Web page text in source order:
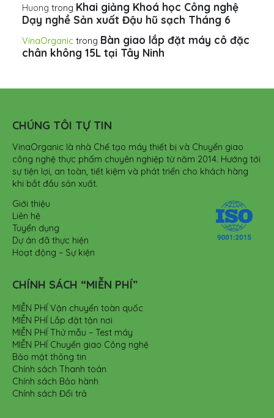
Huong trong Khai giảng Khoá học Công nghệ
Dạy nghề Sản xuất Đậu hũ sạch Tháng 6
VinaOrganic trong Bàn giao lắp đặt máy cô đặc
chân không 15L tại Tây Ninh
CHÚNG TÔI TỰ TIN
VinaOrganic là nhà Chế tạo máy thiết bị và Chuyển giao
công nghệ thực phẩm chuyên nghiệp từ năm 2014. Hướng tới
sự tiện lợi, an toàn, tiết kiệm và phát triển cho khách hàng
khi bắt đầu sản xuất.
Giới thiệu
Liên hệ
Tuyển dụng
Dự án đã thực hiện
Hoạt động – Sự kiện
CHÍNH SÁCH “MIỄN PHÍ”
MIỄN PHÍ Vận chuyển toàn quốc
MIỄN PHÍ Lắp đặt tận nơi
MIỄN PHÍ Thử mẫu – Test máy
MIỄN PHÍ Chuyển giao Công nghệ
Bảo mật thông tin
Chính sách Thanh toán
Chính sách Bảo hành
Chính sách Đổi trả